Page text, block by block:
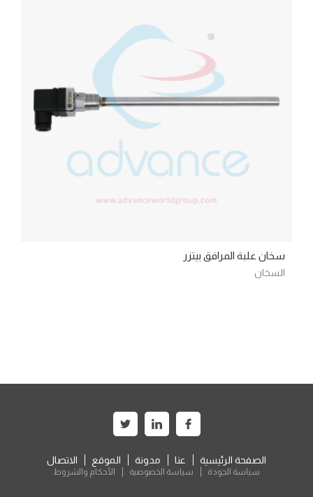
سخان علبة المرافق بيتزر
السخان
الصفحة الرئيسية عنا مدونة الموقع الاتصال
سياسة الجودة سياسة الخصوصية الأحكام والشروط